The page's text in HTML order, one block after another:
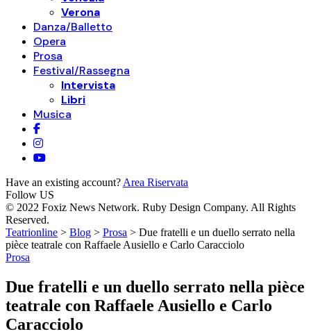
Verona
Danza/Balletto
Opera
Prosa
Festival/Rassegna
Intervista
Libri
Musica
Have an existing account? Area Riservata
Follow US
© 2022 Foxiz News Network. Ruby Design Company. All Rights
Reserved.
Teatrionline > Blog > Prosa > Due fratelli e un duello serrato nella
pièce teatrale con Raffaele Ausiello e Carlo Caracciolo
Prosa
Due fratelli e un duello serrato nella pièce
teatrale con Raffaele Ausiello e Carlo
Caracciolo